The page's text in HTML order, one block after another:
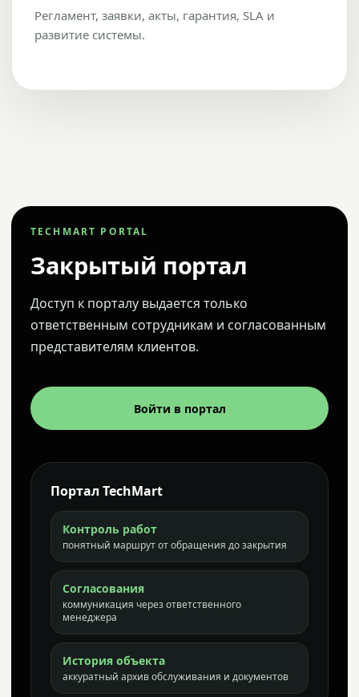
Регламент, заявки, акты, гарантия, SLA и
развитие системы.
TECHMART PORTAL
Закрытый портал
Доступ к порталу выдается только
ответственным сотрудникам и согласованным
представителям клиентов.
Войти в портал
Портал TechMart
Контроль работ
понятный маршрут от обращения до закрытия
Согласования
коммуникация через ответственного
менеджера
История объекта
аккуратный архив обслуживания и документов